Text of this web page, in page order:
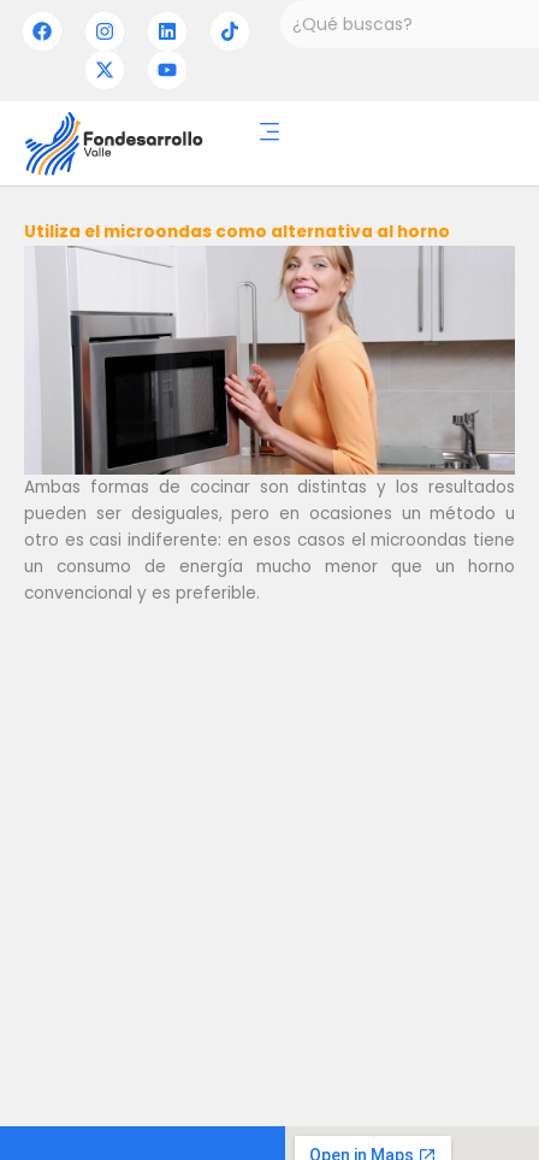
F
a
o
k
I
n
s
t
r
a
L
i
n
k
i
n
T
i
X
-
t
w
t
e
Y
o
u
t
e
Buscar
Utiliza el microondas como alternativa al horno
Ambas formas de cocinar son distintas y los resultados
pueden ser desiguales, pero en ocasiones un método u
otro es casi indiferente: en esos casos el microondas tiene
un consumo de energía mucho menor que un horno
convencional y es preferible.